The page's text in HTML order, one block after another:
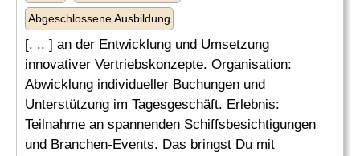
Abgeschlossene Ausbildung
[. .. ] an der Entwicklung und Umsetzung
innovativer Vertriebskonzepte. Organisation:
Abwicklung individueller Buchungen und
Unterstützung im Tagesgeschäft. Erlebnis:
Teilnahme an spannenden Schiffsbesichtigungen
und Branchen-Events. Das bringst Du mit